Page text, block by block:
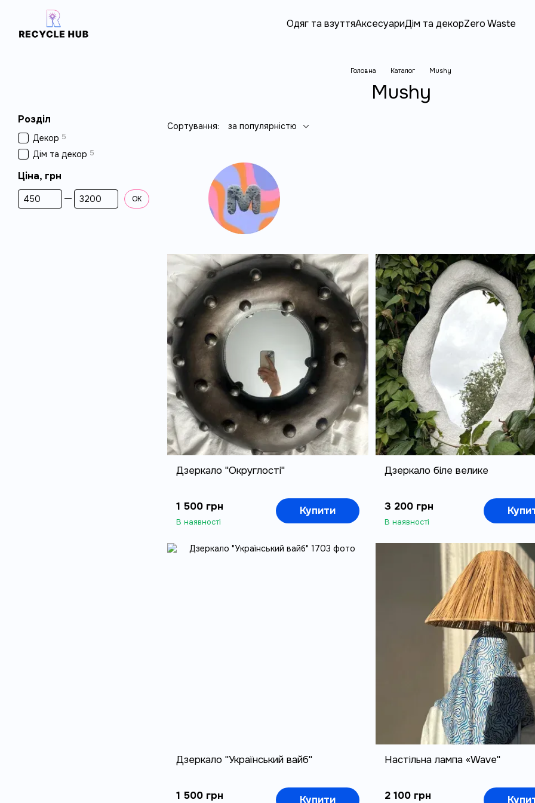
Перейти до основного контенту
Одяг та взуттяАксесуариДім та декорZero Waste
Головна Каталог Mushy
Mushy
Сортування: за популярністю
Дзеркало "Округлості"
1 500 грн Купити
В наявності
Дзеркало біле велике
3 200 грн
В наявності
Дзеркало "Український вайб"
1 500 грн Купити
Настільна лампа «Wave"
2 100 грн
Розділ
Декор 5
Дім та декор 5
Ціна, грн
Від Ціна, грн
До Ціна, грн ОК